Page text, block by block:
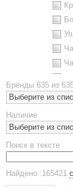
Бренды 635 из
Выберите из
Наличие
Выберите из
Поиск в тексте
Найдено :165421